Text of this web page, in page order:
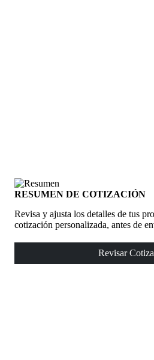
RESUMEN DE COTIZACIÓN
Revisa y ajusta los detalles de tus
cotización personalizada, antes de
Revisar